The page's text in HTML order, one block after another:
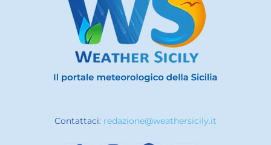
Contattaci: redazione@weathersicily.it